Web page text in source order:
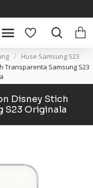
Huse Samsung S23
Transparenta Samsung S23
Disney Stich
S23 Originala